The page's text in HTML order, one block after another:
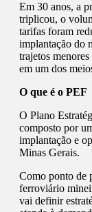
Em 30 anos, a
triplicou, o
tarifas foram
implantação do
trajetos
em um dos
O que é o PEF
O Plano
composto por
implantação e
Minas Gerais.
Como ponto de
ferroviário
vai definir